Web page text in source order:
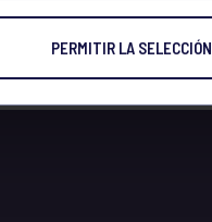
PERMITIR LA SELECCIÓN